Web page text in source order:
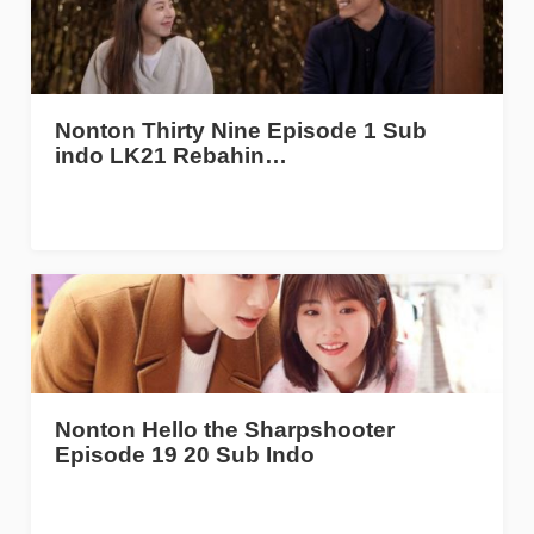
Nonton Thirty Nine Episode 1 Sub
indo LK21 Rebahin…
Nonton Hello the Sharpshooter
Episode 19 20 Sub Indo